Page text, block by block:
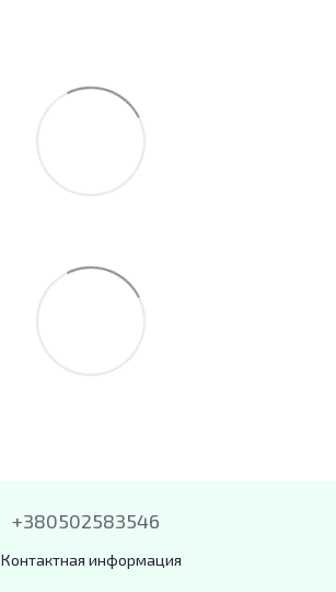
+380502583546
Контактная информация